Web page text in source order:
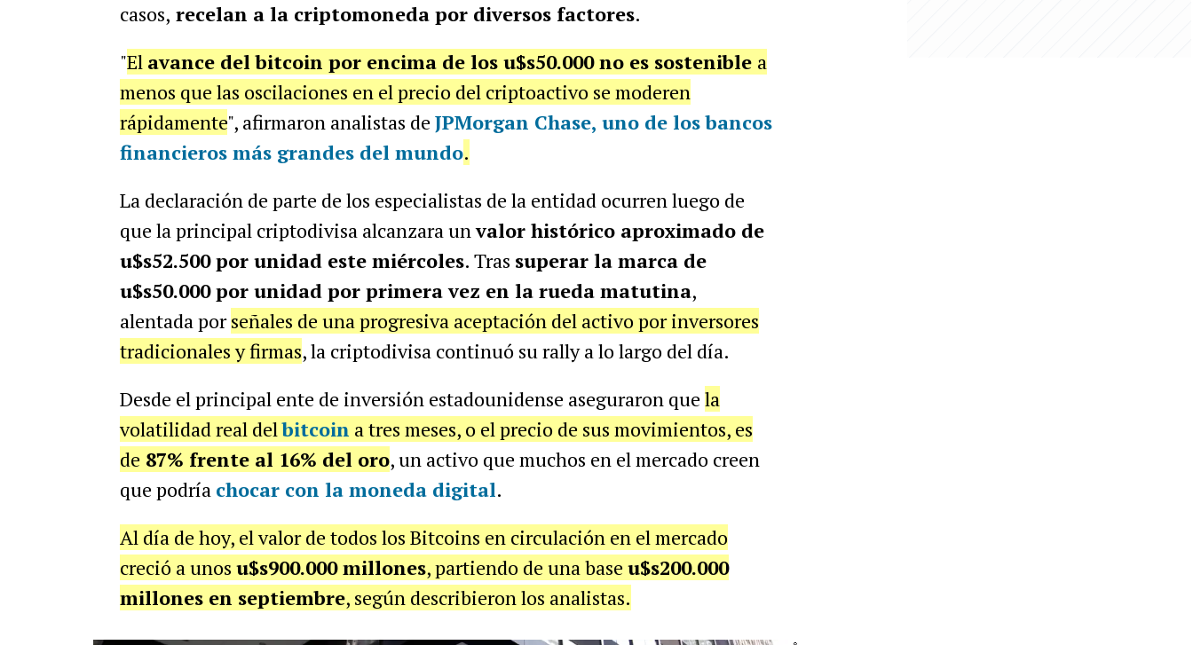
casos, recelan a la criptomoneda por diversos factores.
"El avance del bitcoin por encima de los u$s50.000 no es sostenible a
menos que las oscilaciones en el precio del criptoactivo se moderen
rápidamente", afirmaron analistas de JPMorgan Chase, uno de los bancos
financieros más grandes del mundo.
La declaración de parte de los especialistas de la entidad ocurren luego de
que la principal criptodivisa alcanzara unvalor histórico aproximado de
u$s52.500 por unidad este miércoles. Tras superar la marca de
u$s50.000 por unidad por primera vez en la rueda matutina,
alentada porseñales de una progresiva aceptación del activo por inversores
tradicionales y firmas, la criptodivisa continuó su rally a lo largo del día.
Desde el principal ente de inversión estadounidense aseguraron que la
volatilidad real delbitcoin a tres meses, o el precio de sus movimientos, es
de 87% frente al 16% del oro,un activo que muchos en el mercado creen
que podría chocar con la moneda digital.
Al día de hoy, el valor de todos los Bitcoins en circulación en el mercado
creció a unos u$s900.000 millones, partiendo de una base u$s200.000
millones en septiembre, según describieron los analistas.